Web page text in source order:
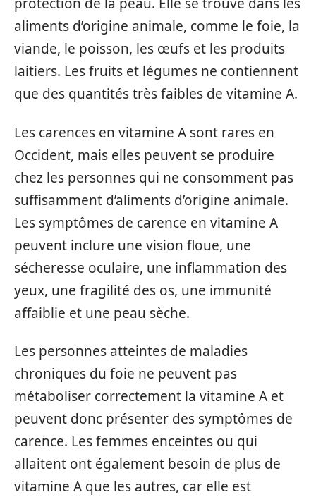
protection de la peau. Elle se trouve dans les
aliments d’origine animale, comme le foie, la
viande, le poisson, les œufs et les produits
laitiers. Les fruits et légumes ne contiennent
que des quantités très faibles de vitamine A.
Les carences en vitamine A sont rares en
Occident, mais elles peuvent se produire
chez les personnes qui ne consomment pas
suffisamment d’aliments d’origine animale.
Les symptômes de carence en vitamine A
peuvent inclure une vision floue, une
sécheresse oculaire, une inflammation des
yeux, une fragilité des os, une immunité
affaiblie et une peau sèche.
Les personnes atteintes de maladies
chroniques du foie ne peuvent pas
métaboliser correctement la vitamine A et
peuvent donc présenter des symptômes de
carence. Les femmes enceintes ou qui
allaitent ont également besoin de plus de
vitamine A que les autres, car elle est